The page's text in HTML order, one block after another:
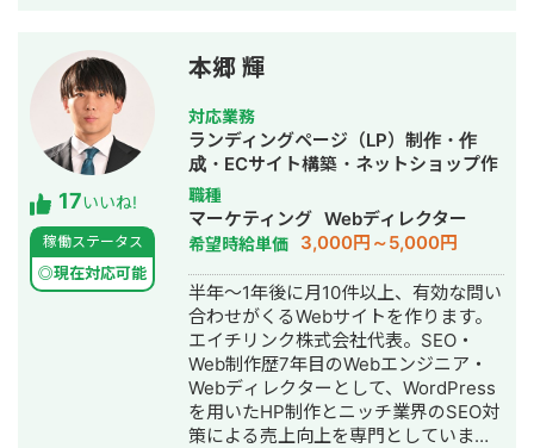
式会社LA ORG 創業：翻訳・Web制
作・英語教育の3事業を軸に、グローバ
ル支援サービスを提供 🔗 各種リンク
【公式サイト】https://la-org.com
【ポートフォリオ】
https://www.portfolio.la-org.com
【Lancers】
https://www.lancers.jp/profile/
rmHXQjVdk 【CrowdWorks】
https://crowdworks.jp/public/
【ココナラ】
https://coconala.com/users/2204682?
srsltid=AfmBOoqYND8AKR3YqHKQ3-
17いいね!
稼働ステータス
◎現在対応可能
本郷 輝
対応業務
ランディングページ（LP）制作・作
成・ECサイト構築・ネットショップ作
成代行・SEO対策・記事作成代行・ラ
イティング・ホームページ制作・作
成・オウンドメディア制作・構築・運
用代行
職種
マーケティング Webディレクター
希望時給単価 3,000円～5,000円
半年～1年後に月10件以上、有効な問い
合わせがくるWebサイトを作ります。
エイチリンク株式会社代表。SEO・
Web制作歴7年目のWebエンジニア・
Webディレクターとして、WordPress
を用いたHP制作とニッチ業界のSEO対
策による売上向上を専門としていま